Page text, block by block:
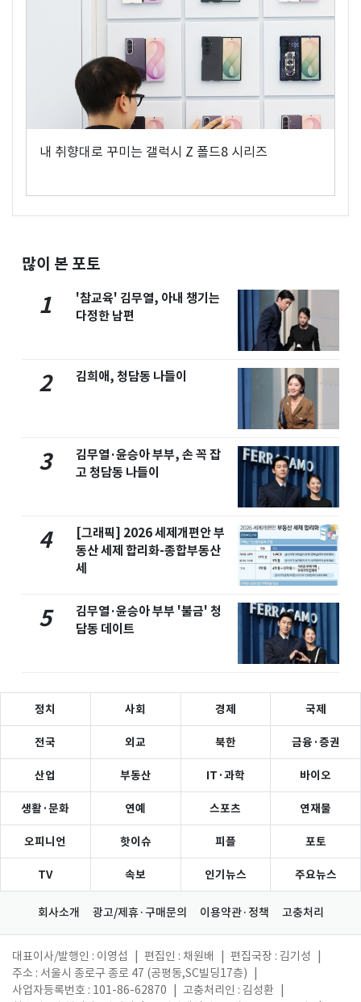
내 취향대로 꾸미는 갤럭시 Z 폴드8 시리즈
많이 본 포토
1
'참교육' 김무열, 아내 챙기는
다정한 남편
2 김희애, 청담동 나들이
3
김무열·윤승아 부부, 손 꼭 잡
고 청담동 나들이
4
[그래픽] 2026 세제개편안 부
동산 세제 합리화-종합부동산
세
5
김무열·윤승아 부부 '불금' 청
담동 데이트
정치 사회 경제 국제
전국 외교 북한 금융·증권
산업 부동산 IT·과학 바이오
생활·문화 연예 스포츠 연재물
오피니언 핫이슈 피플 포토
TV 속보 인기뉴스 주요뉴스
회사소개 광고/제휴·구매문의 이용약관·정책 고충처리
대표이사/발행인 : 이영섭 편집인 : 채원배 편집국장 : 김기성
주소 : 서울시 종로구 종로 47 (공평동,SC빌딩17층)
사업자등록번호 : 101-86-62870
고충처리인 : 김성환